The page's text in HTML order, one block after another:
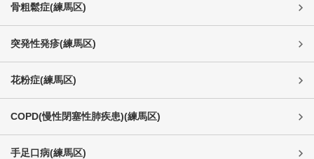
骨粗鬆症(練馬区)
突発性発疹(練馬区)
花粉症(練馬区)
COPD(慢性閉塞性肺疾患)(練馬区)
手足口病(練馬区)